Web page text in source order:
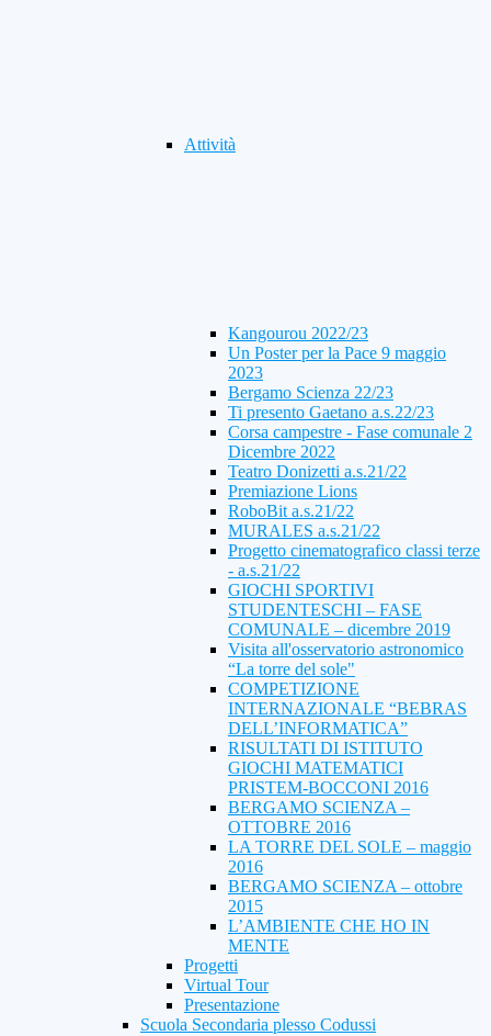
Attività
Kangourou 2022/23
Un Poster per la Pace 9 maggio
2023
Bergamo Scienza 22/23
Ti presento Gaetano a.s.22/23
Corsa campestre - Fase comunale 2
Dicembre 2022
Teatro Donizetti a.s.21/22
Premiazione Lions
RoboBit a.s.21/22
MURALES a.s.21/22
Progetto cinematografico classi terze
- a.s.21/22
GIOCHI SPORTIVI
STUDENTESCHI – FASE
COMUNALE – dicembre 2019
Visita all'osservatorio astronomico
“La torre del sole"
COMPETIZIONE
INTERNAZIONALE “BEBRAS
DELL’INFORMATICA”
RISULTATI DI ISTITUTO
GIOCHI MATEMATICI
PRISTEM-BOCCONI 2016
BERGAMO SCIENZA –
OTTOBRE 2016
LA TORRE DEL SOLE – maggio
2016
BERGAMO SCIENZA – ottobre
2015
L’AMBIENTE CHE HO IN
MENTE
Progetti
Virtual Tour
Presentazione
Scuola Secondaria plesso Codussi